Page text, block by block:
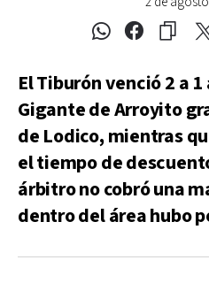
El Tiburón venció 2 a
Gigante de Arroyito
de Lodico, mientras
el tiempo de
árbitro no cobró una
dentro del área hubo